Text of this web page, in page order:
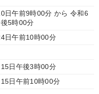
日午前9時00分 から 令和6
5時00分
日午前10時00分
日午後3時00分
日午前10時00分